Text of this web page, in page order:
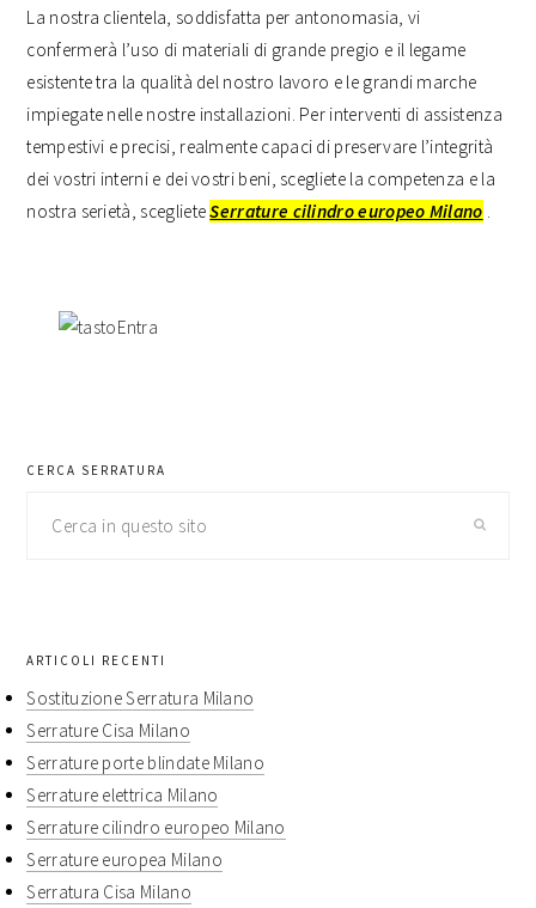
La nostra clientela, soddisfatta per antonomasia, vi
confermerà l’uso di materiali di grande pregio e il legame
esistente tra la qualità del nostro lavoro e le grandi marche
impiegate nelle nostre installazioni. Per interventi di assistenza
tempestivi e precisi, realmente capaci di preservare l’integrità
dei vostri interni e dei vostri beni, scegliete la competenza e la
nostra serietà, sceglieteSerrature cilindro europeo Milano .
barra
CERCA SERRATURA
ARTICOLI RECENTI
Sostituzione Serratura Milano
Serrature Cisa Milano
Serrature porte blindate Milano
Serrature elettrica Milano
Serrature cilindro europeo Milano
Serrature europea Milano
Serratura Cisa Milano